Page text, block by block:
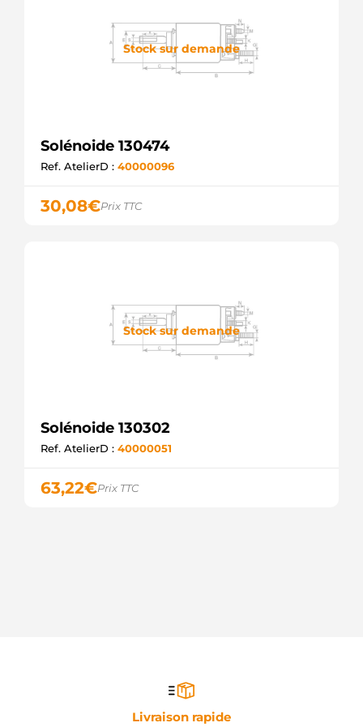
Stock sur demande
Solénoide 130474
Ref. AtelierD : 40000096
30,08€Prix TTC
Stock sur demande
Solénoide 130302
Ref. AtelierD : 40000051
63,22€Prix TTC
Livraison rapide